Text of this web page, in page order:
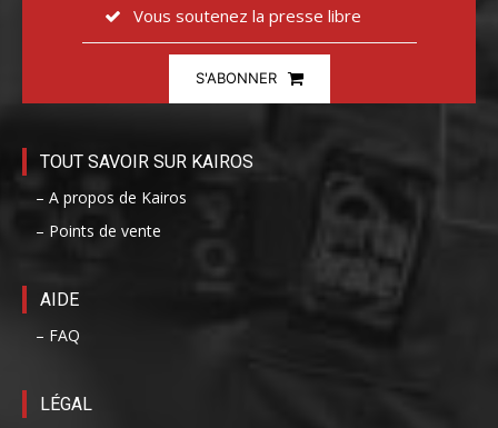
Vous soutenez la presse libre
S'ABONNER
TOUT SAVOIR SUR KAIROS
– A propos de Kairos
– Points de vente
AIDE
– FAQ
LÉGAL